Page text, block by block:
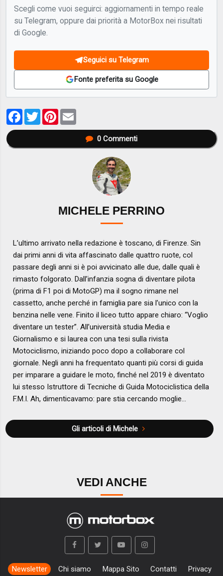
Scegli come vuoi seguirci: aggiornamenti in tempo reale
su Telegram, oppure dai priorità a MotorBox nei risultati
di Google.
Seguici su Telegram
Fonte preferita su Google
Facebook
TwitterPinterest
0Commenti
MICHELE PERRINO
L’ultimo arrivato nella redazione è toscano, di Firenze. Sin
dai primi anni di vita affascinato dalle quattro ruote, col
passare degli anni si è poi avvicinato alle due, dalle quali è
rimasto folgorato. Dall’infanzia sogna di diventare pilota
(prima di F1 poi di MotoGP) ma il sogno rimane nel
cassetto, anche perché in famiglia pare sia l’unico con la
benzina nelle vene. Finito il liceo tutto appare chiaro: “Voglio
diventare un tester”. All’università studia Media e
Giornalismo e si laurea con una tesi sulla rivista
Motociclismo, iniziando poco dopo a collaborare col
giornale. Negli anni ha frequentato quanti più corsi di guida
per imparare a guidare le moto, finché nel 2019 è diventato
lui stesso Istruttore di Tecniche di Guida Motociclistica della
F.M.I. Ah, dimenticavamo: pare stia cercando moglie…
Gli articoli di Michele
VEDI ANCHE
Newsletter Chi siamo Mappa Sito Contatti Privacy